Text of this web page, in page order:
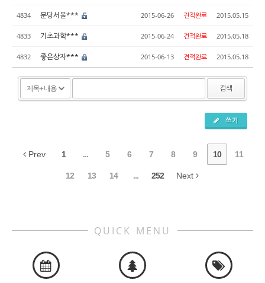
4834 분당서울*** 2015-06-26 견적완료 2015.05.15
4833 기초과학*** 2015-06-24 견적완료 2015.05.18
4832 좋은상자*** 2015-06-13 견적완료 2015.05.18
검색
쓰기
Prev 1 ... 5 6 7 8 9 10 11
12 13 14 ... 252 Next
QUICK MENU